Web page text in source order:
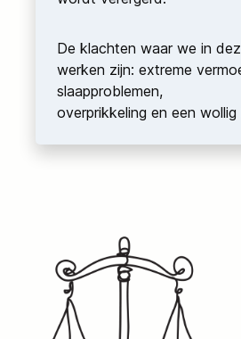
De klachten waar we in
werken zijn: extreme
slaapproblemen,
overprikkeling en een